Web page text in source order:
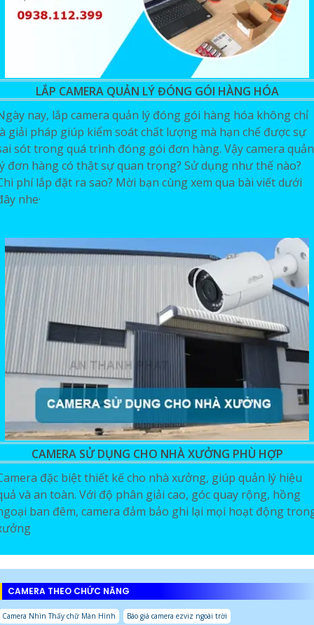
LẮP CAMERA QUẢN LÝ ĐÓNG GÓI HÀNG HÓA
nay, lắp camera quản lý đóng gói hàng hóa không chỉ
giải pháp giúp kiểm soát chất lượng mà hạn chế được sự
sót trong quá trình đóng gói đơn hàng. Vậy camera quản
đơn hàng có thật sự quan trọng? Sử dụng như thế nào?
phí lắp đặt ra sao? Mời bạn cùng xem qua bài viết dưới
nhe·
CAMERA SỬ DỤNG CHO NHÀ XƯỞNG PHÙ HỢP
đặc biệt thiết kế cho nhà xưởng, giúp quản lý hiệu
và an toàn. Với độ phân giải cao, góc quay rộng, hồng
ban đêm, camera đảm bảo ghi lại mọi hoạt động
CAMERA THEO CHỨC NĂNG
Camera Nhìn Thấy chữ Màn Hình
Báo giá camera ezviz ngoài trời